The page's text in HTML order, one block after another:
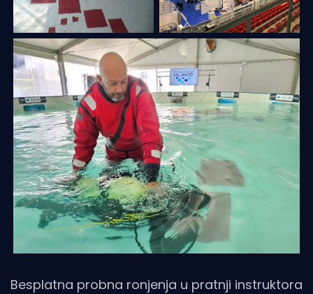
Besplatna probna ronjenja u pratnji instruktora